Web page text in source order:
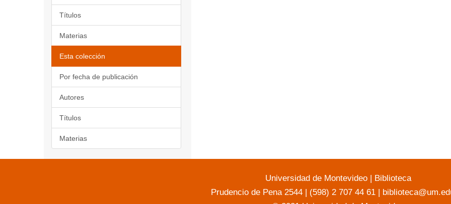
Títulos
Materias
Esta colección
Por fecha de publicación
Autores
Títulos
Materias
Universidad de Montevideo | Biblioteca
Prudencio de Pena 2544 | (598) 2 707 44 61 |